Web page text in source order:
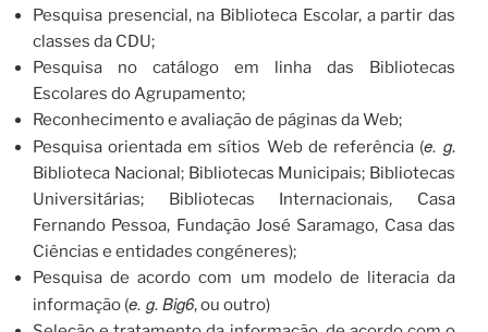
Pesquisa presencial, na Biblioteca Escolar, a partir das
classes da CDU;
Pesquisa no catálogo em linha das Bibliotecas
Escolares do Agrupamento;
Reconhecimento e avaliação de páginas da Web;
Pesquisa orientada em sítios Web de referência (e. g.
Biblioteca Nacional; Bibliotecas Municipais; Bibliotecas
Universitárias; Bibliotecas Internacionais, Casa
Fernando Pessoa, Fundação José Saramago, Casa das
Ciências e entidades congéneres);
Pesquisa de acordo com um modelo de literacia da
informação (e. g.Big6, ou outro)